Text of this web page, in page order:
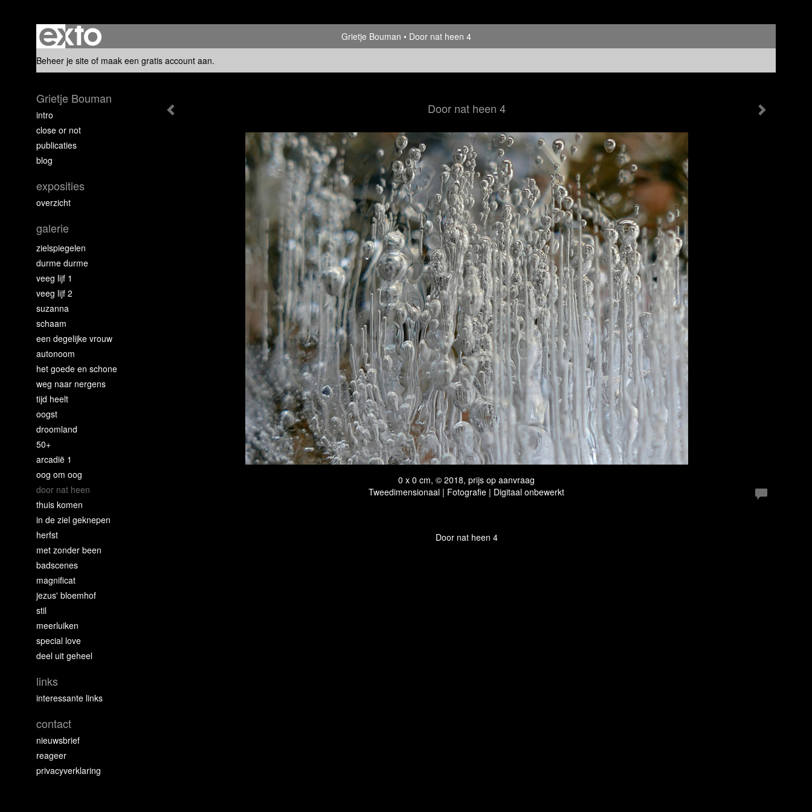
Grietje Bouman
Door nat heen 4
Beheer je site of maak een gratis account aan.
Door nat heen 4
0 x 0 cm, © 2018, prijs op aanvraag
Tweedimensionaal | Fotografie | Digitaal onbewerkt
Door nat heen 4
Grietje Bouman
intro
close or not
publicaties
blog
exposities
overzicht
galerie
zielspiegelen
durme durme
veeg lijf 1
veeg lijf 2
suzanna
schaam
een degelijke vrouw
autonoom
het goede en schone
weg naar nergens
tijd heelt
oogst
droomland
50+
arcadië 1
oog om oog
door nat heen
thuis komen
in de ziel geknepen
herfst
met zonder been
badscenes
magnificat
jezus' bloemhof
stil
meerluiken
special love
deel uit geheel
links
interessante links
contact
nieuwsbrief
reageer
privacyverklaring